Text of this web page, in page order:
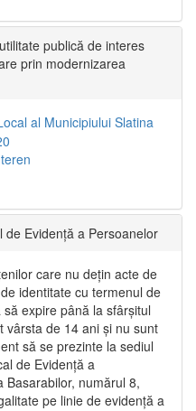
publică de interes
prin modernizarea
al Municipiului Slatina
de Evidență a Persoanelor
care nu dețin acte de
identitate cu termenul de
expire până la sfârșitul
vârsta de 14 ani și nu sunt
să se prezinte la sediul
de Evidență a
Basarabilor, numărul 8,
pe linie de evidență a